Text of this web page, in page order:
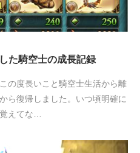
た騎空士の成長記録
の度長いこと騎空士生活から離
ら復帰しました。いつ頃明確に
えてな…